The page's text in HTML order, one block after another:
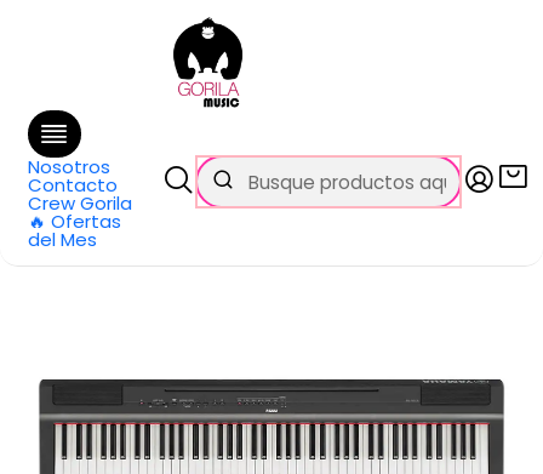
Nosotros
Contacto
Crew Gorila
🔥 Ofertas
del Mes
GRATIS
en Santiago y $99.990 en Regiones
Inicio Todos los productos
Piano Digital 88 Teclas P-125aB Yamaha